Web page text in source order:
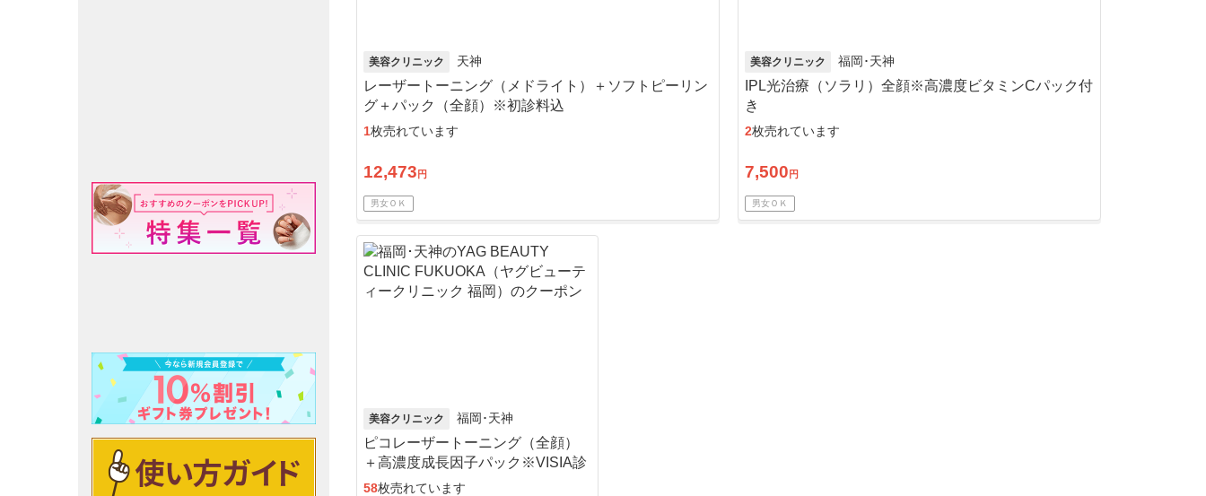
美容クリニック 天神
レーザートーニング（メドライト）＋ソフトピーリン
グ＋パック（全顔）※初診料込
1枚売れています
12,473 円
男女ＯＫ
美容クリニック 福岡･天神
IPL光治療（ソラリ）全顔※高濃度ビタミンCパック付
き
2枚売れています
7,500 円
男女ＯＫ
美容クリニック 福岡･天神
ピコレーザートーニング（全顔）
＋高濃度成長因子パック※VISIA診
断付
58枚売れています